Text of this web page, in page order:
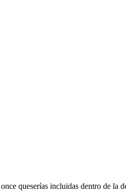
queserías incluidas dentro de la